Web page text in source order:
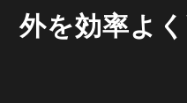
外を効率よ